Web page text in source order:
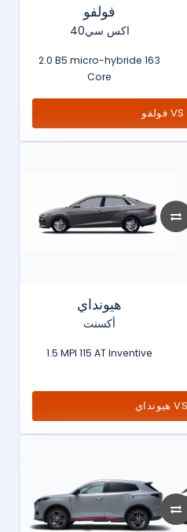
فولفو
اكس سي40
2.0 B5 micro-hybride 163
Core
هيونداي
أكسنت
1.5 MPI 115 AT Inventive